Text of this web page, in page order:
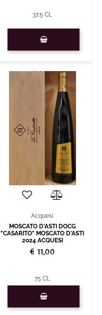
37,5 CL
Acquesi
MOSCATO D'ASTI DOCG
"CASARITO" MOSCATO D'ASTI
2024 ACQUESI
€ 11,00
75 CL